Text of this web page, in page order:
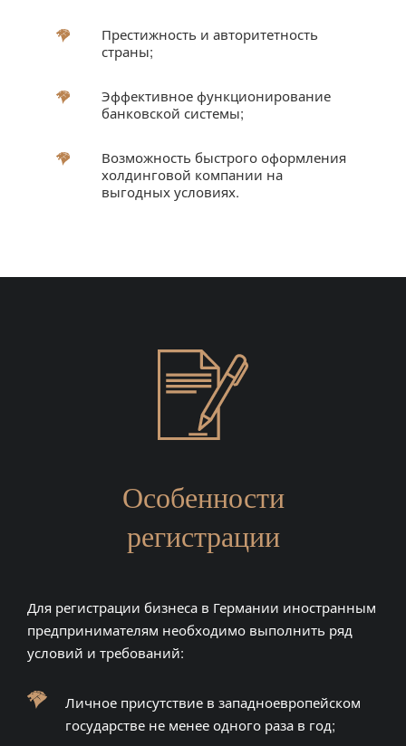
Престижность и авторитетность
страны;
Эффективное функционирование
банковской системы;
Возможность быстрого оформления
холдинговой компании на
выгодных условиях.
Особенности
регистрации
Для регистрации бизнеса в Германии иностранным
предпринимателям необходимо выполнить ряд
условий и требований:
Личное присутствие в западноевропейском
государстве не менее одного раза в год;